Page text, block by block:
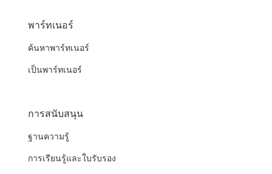
พาร์ทเนอร์
ค้นหาพาร์ทเนอร์
เป็นพาร์ทเนอร์
การสนับสนุน
ฐานความรู้
การเรียนรู้และใบรับรอง